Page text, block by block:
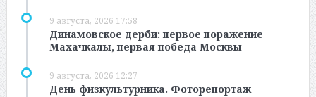
9 августа, 2026 17:58
Динамовское дерби: первое поражение
Махачкалы, первая победа Москвы
9 августа, 2026 12:27
День физкультурника. Фоторепортаж